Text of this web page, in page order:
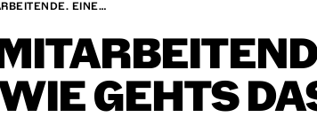
EINE…
GEHTS